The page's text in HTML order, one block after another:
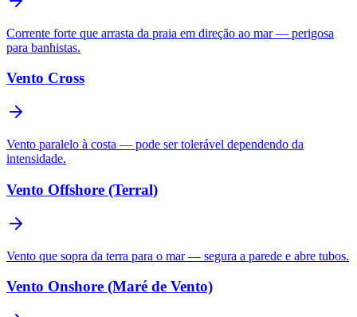
Corrente forte que arrasta da praia em direção ao mar — perigosa
para banhistas.
Vento Cross
Vento paralelo à costa — pode ser tolerável dependendo da
intensidade.
Vento Offshore (Terral)
Vento que sopra da terra para o mar — segura a parede e abre tubos.
Vento Onshore (Maré de Vento)